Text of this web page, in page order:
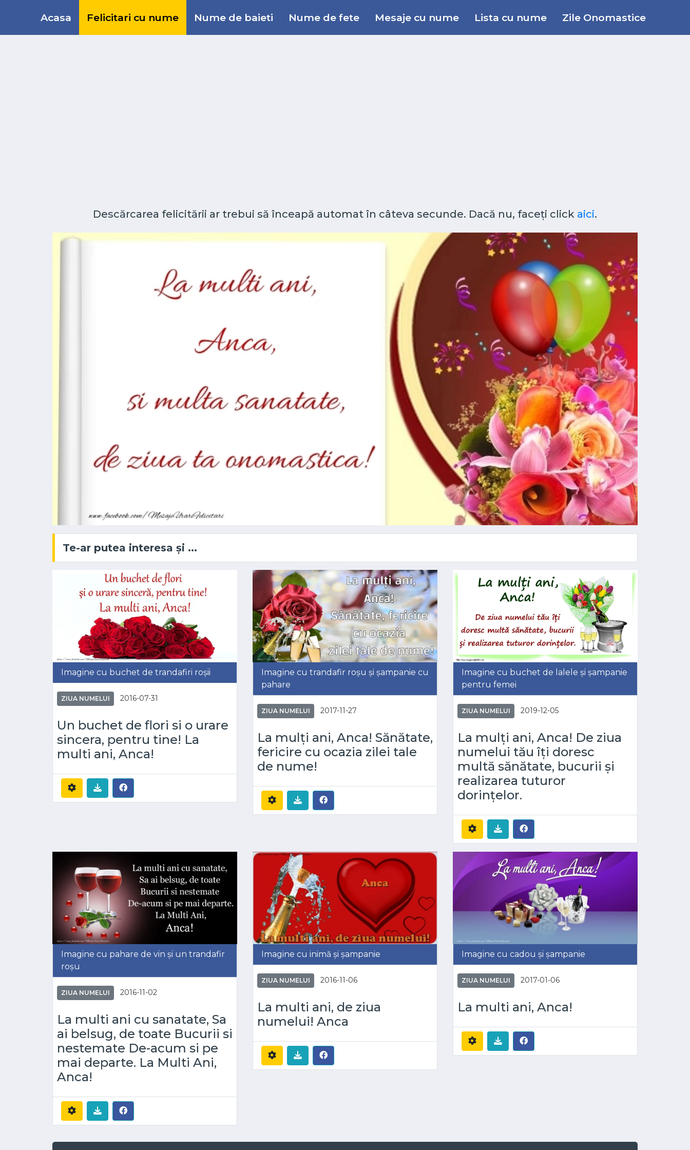
Acasa Felicitari cu nume Nume de baieti Nume de fete Mesaje cu nume Lista cu nume Zile Onomastice
Descărcarea felicitării ar trebui să înceapă automat în câteva secunde. Dacă nu, faceți click aici.
Te-ar putea interesa și ...
Imagine cu buchet de trandafiri roșii
ZIUA NUMELUI 2016-07-31
Un buchet de flori si o urare
sincera, pentru tine! La
multi ani, Anca!
Imagine cu trandafir roșu și șampanie cu
pahare
ZIUA NUMELUI 2017-11-27
La mulți ani, Anca! Sănătate,
fericire cu ocazia zilei tale
de nume!
Imagine cu buchet de lalele și șampanie
pentru femei
ZIUA NUMELUI 2019-12-05
La mulți ani, Anca! De ziua
numelui tău îți doresc
multă sănătate, bucurii și
realizarea tuturor
dorințelor.
Imagine cu pahare de vin și un trandafir
roșu
ZIUA NUMELUI 2016-11-02
La multi ani cu sanatate, Sa
ai belsug, de toate Bucurii si
nestemate De-acum si pe
mai departe. La Multi Ani,
Anca!
Imagine cu inimă și șampanie
ZIUA NUMELUI 2016-11-06
La multi ani, de ziua
numelui! Anca
Imagine cu cadou și șampanie
ZIUA NUMELUI 2017-01-06
La multi ani, Anca!